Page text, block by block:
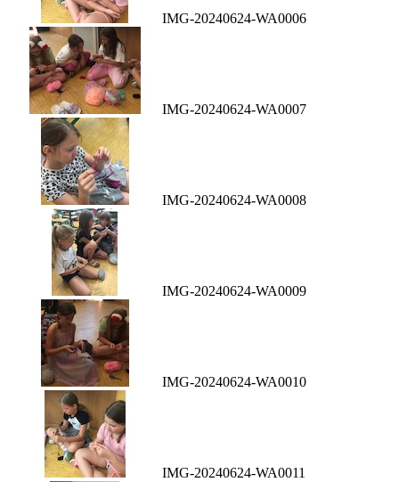
IMG-20240624-WA0006
IMG-20240624-WA0007
IMG-20240624-WA0008
IMG-20240624-WA0009
IMG-20240624-WA0010
IMG-20240624-WA0011